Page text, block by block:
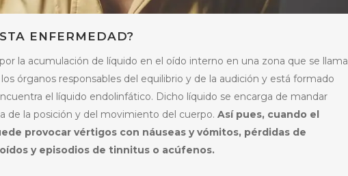
ENFERMEDAD?
la acumulación de líquido en el oído interno en una zona que se llama
órganos responsables del equilibrio y de la audición y está formado
el líquido endolinfático. Dicho líquido se encarga de mandar
de la posición y del movimiento del cuerpo. Así pues, cuando el
provocar vértigos con náuseas y vómitos, pérdidas de
y episodios de tinnitus o acúfenos.